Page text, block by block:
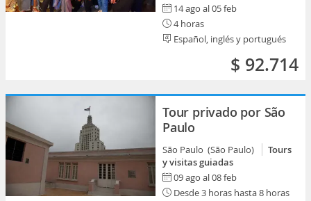
14 ago al 05 feb
4 horas
Español, inglés y portugués
$ 92.714
Tour privado por São
Paulo
São Paulo (São Paulo)
Tours
y visitas guiadas
09 ago al 08 feb
Desde 3 horas hasta 8 horas